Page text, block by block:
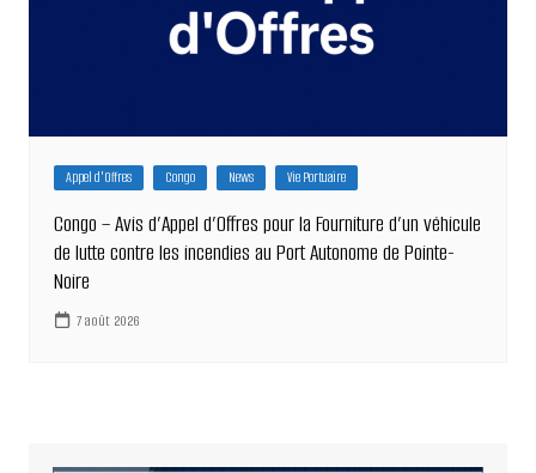
Appel d'Offres Congo News Vie Portuaire
Congo – Avis d’Appel d’Offres pour la Fourniture d’un véhicule
de lutte contre les incendies au Port Autonome de Pointe-
Noire
7 août 2026